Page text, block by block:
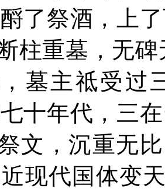
了祭酒，上
柱重墓，无
墓主祗受过
十年代，三
文，沉重无
现代国体变